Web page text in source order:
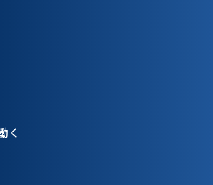
く